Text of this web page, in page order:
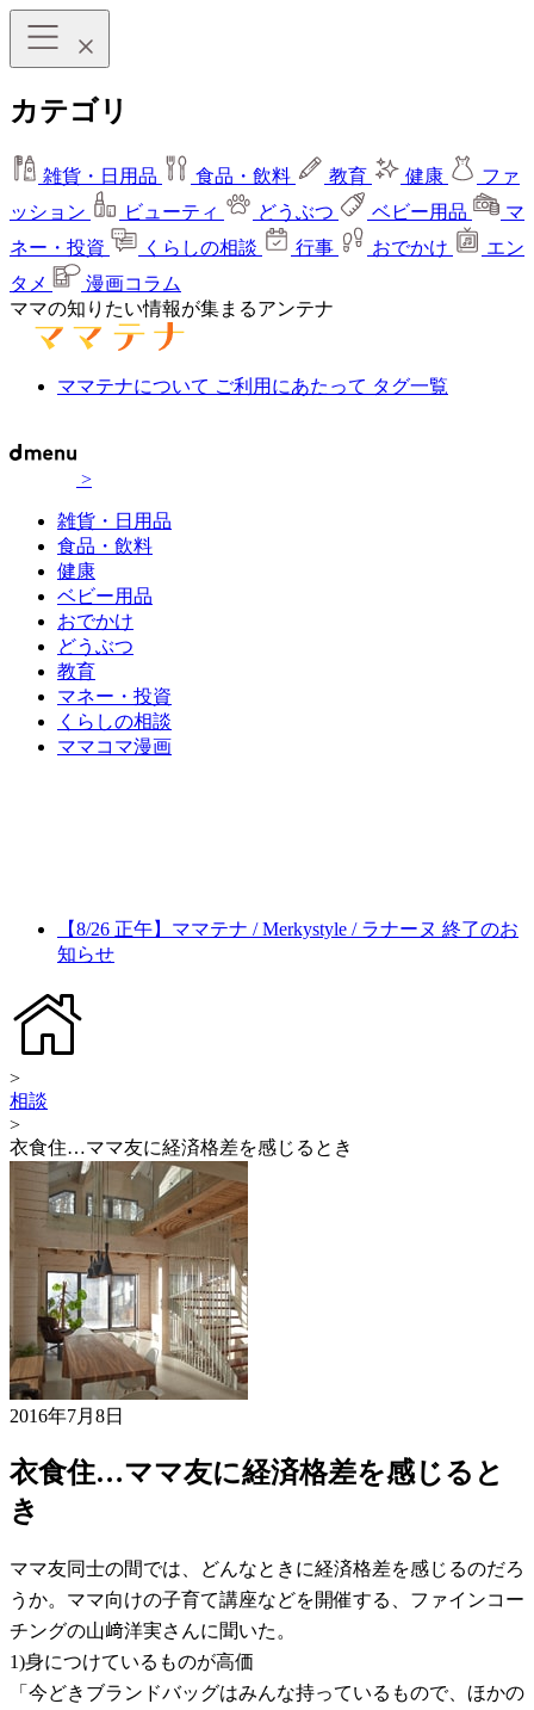
カテゴリ
雑貨・日用品 食品・飲料 教育 健康
ファ
ッション
ビューティ どうぶつ ベビー用品
マ
ネー・投資
くらしの相談 行事 おでかけ
エン
タメ
漫画コラム
ママの知りたい情報が集まるアンテナ
ママテナについて ご利用にあたって タグ一覧
>
雑貨・日用品
食品・飲料
健康
ベビー用品
おでかけ
どうぶつ
教育
マネー・投資
くらしの相談
ママコマ漫画
【8/26 正午】ママテナ / Merkystyle / ラナーヌ 終了のお
知らせ
>
相談
>
衣食住…ママ友に経済格差を感じるとき
2016年7月8日
衣食住…ママ友に経済格差を感じると
き
ママ友同士の間では、どんなときに経済格差を感じるのだろ
うか。ママ向けの子育て講座などを開催する、ファインコー
チングの山﨑洋実さんに聞いた。
1)身につけているものが高価
「今どきブランドバッグはみんな持っているもので、ほかの